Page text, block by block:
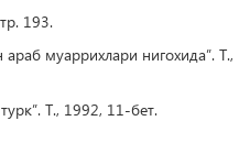
193.
муаррихлари нигохида”. Т.,
Т., 1992, 11-бет.